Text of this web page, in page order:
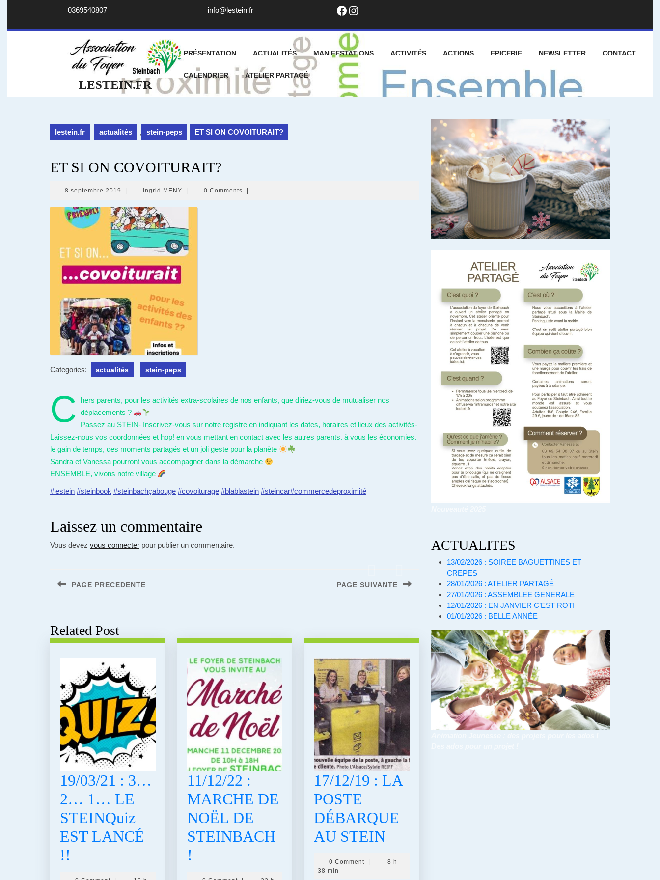
0369540807 info@lestein.frinfo@lestein.fr Facebook
Instagram
LESTEIN.FR
PRÉSENTATION ACTUALITÉS MANIFESTATIONS ACTIVITÉS ACTIONS EPICERIE NEWSLETTER CONTACT
CALENDRIER ATELIER PARTAGÉ
lestein.fr actualités , stein-peps ET SI ON COVOITURAIT?
ET SI ON COVOITURAIT?
8 septembre 2019
2019
Ingrid MENY Ingrid
0 Comments
Categories: actualités stein-peps
C
hers parents, pour les activités extra-scolaires de nos enfants, que diriez-vous de mutualiser nos
déplacements ?
Passez au STEIN- Inscrivez-vous sur notre registre en indiquant les dates, horaires et lieux des activités-
Laissez-nous vos coordonnées et hop! en vous mettant en contact avec les autres parents, à vous les économies,
le gain de temps, des moments partagés et un joli geste pour la planète
Sandra et Vanessa pourront vous accompagner dans la démarche
ENSEMBLE, vivons notre village
#lestein #steinbook #steinbachçabouge #covoiturage #blablastein #steincar#commercedeproximité
Laissez un commentaire
Vous devez vous connecter pour publier un commentaire.
de
PAGE PRECEDENTE PAGE SUIVANTE
Related Post
19/03/21 : 3…
2… 1… LE
STEINQuiz
EST LANCÉ
!!
11/12/22 :
MARCHE DE
NOËL DE
STEINBACH
!
17/12/19 : LA
POSTE
DÉBARQUE
AU STEIN17/12/19
0 Comment
8 h
38 min
ACTUALITES
13/02/2026 : SOIREE BAGUETTINES ET
CREPES
28/01/2026 : ATELIER PARTAGÉ
27/01/2026 : ASSEMBLEE GENERALE
12/01/2026 : EN JANVIER C’EST ROTI
01/01/2026 : BELLE ANNÉE